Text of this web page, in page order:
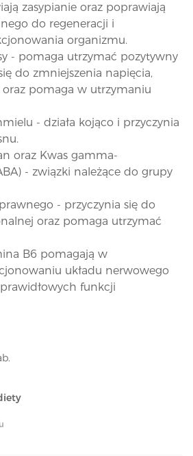
zasypianie oraz poprawiają
do regeneracji i
organizmu.
- pomaga utrzymać pozytywny
do zmniejszenia napięcia,
oraz pomaga w utrzymaniu
- działa kojąco i przyczynia
oraz Kwas gamma-
- związki należące do grupy
- przyczynia się do
oraz pomaga utrzymać
B6 pomagają w
układu nerwowego
funkcji